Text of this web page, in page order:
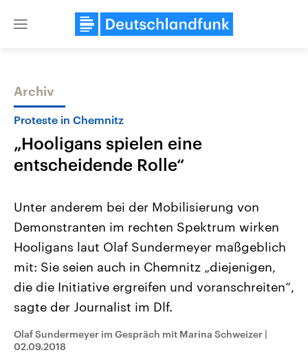
Close
Themen
Landtagswahl Sachsen-Anhalt
2026
Alle Informationen
Sachsen-Anhalt wählt am 6.
September 2026 einen neuen
Landtag. Seit 2021 wird das
Bundesland von einer Koalition aus
CDU, SPD und FDP regiert.-
Umfragen, Prognosen,
Wahlprogramme, aktuelle Berichte
und Hintergründe zu den Parteien
Aktuelle Beiträge,
Hintergründe
Wirtschaftlich und
gehören die Vereinigten
den mächtigsten Ländern
Sendungen
Archiv
Proteste in Chemnitz
„Hooligans spielen eine
entscheidende Rolle“
Unter anderem bei der Mobilisierung von
Demonstranten im rechten Spektrum wirken
Hooligans laut Olaf Sundermeyer maßgeblich
mit: Sie seien auch in Chemnitz „diejenigen,
die die Initiative ergreifen und voranschreiten“,
sagte der Journalist im Dlf.
Olaf Sundermeyer im Gespräch mit Marina Schweizer |
02.09.2018